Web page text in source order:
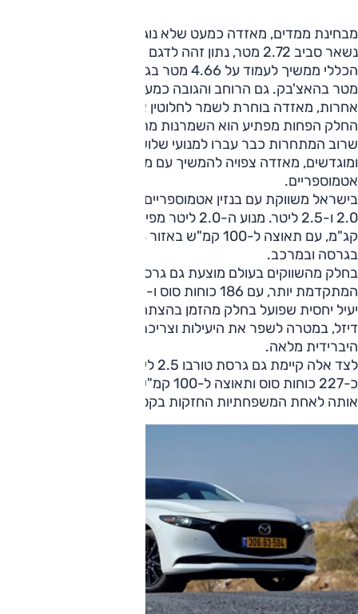
מבחינת ממדים, מאזדה כמעט שלא נוגעת בשלד; בסיס הגלגלים
נשאר סביב 2.72 מטר, נתון זהה לדגם הנוכחי, בעוד האורך
מטר בהאצ'בק. גם הרוחב והגובה כמעט שאינם משתנים. במילים
אחרות, מאזדה בוחרת לשמר לחלוטין את מה שיש לה בידיים.
החלק הפחות מפתיע הוא השמרנות מתחת למכסה המנוע; בזמן
שרוב המתחרות כבר עברו למנועי שלושה צילינדרים קטנים
ומוגדשים, מאזדה צפויה להמשיך עם מנועי ארבעה צילינדרים
אטמוספריים.
בגרסה ובמרכב.
יעיל יחסית שפועל בחלק מהזמן בהצתה בדחיסה, בדומה למנוע
דיזל, במטרה לשפר את היעילות וצריכת הדלק בלי לעבור להנעה
היברידית מלאה.
לצד אלה קיימת גם גרסת טורבו 2.5 ליטר חזקה משמעותית, עם
אותה לאחת המשפחתיות החזקות בקטגוריה.